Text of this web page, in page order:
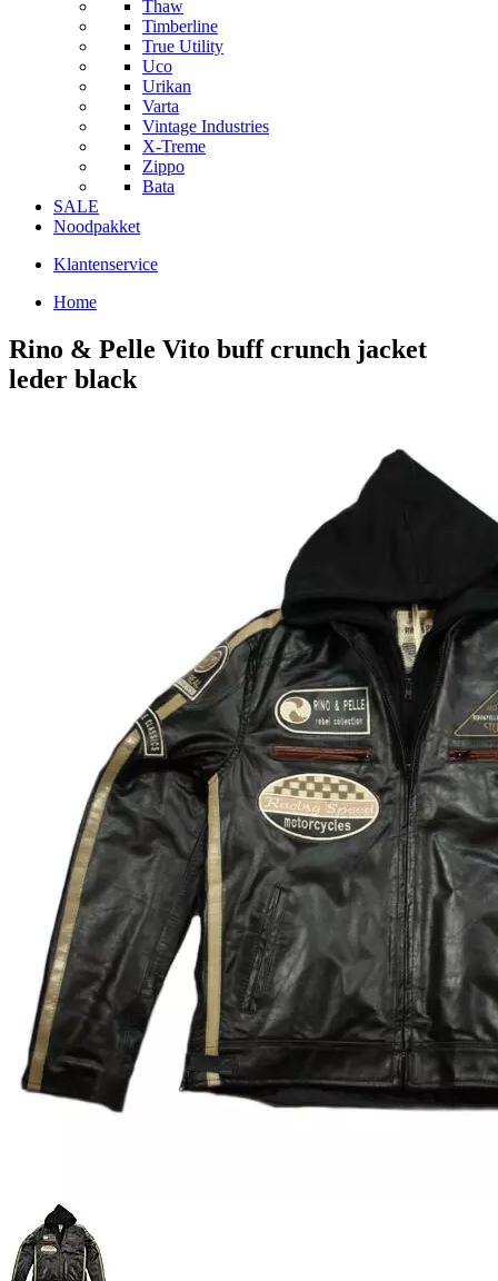
Thaw
Timberline
True Utility
Uco
Urikan
Varta
Vintage Industries
X-Treme
Zippo
Bata
SALE
Noodpakket
Klantenservice
Home
Rino & Pelle Vito buff crunch jacket
leder black